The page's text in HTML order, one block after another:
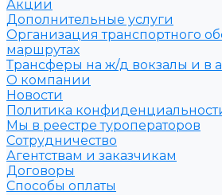
Акции
Дополнительные услуги
Организация транспортного
маршрутах
Трансферы на ж/д вокзалы и в
О компании
Новости
Политика
Мы в реестре туроператоров
Сотрудничество
Агентствам и заказчикам
Договоры
Способы оплаты